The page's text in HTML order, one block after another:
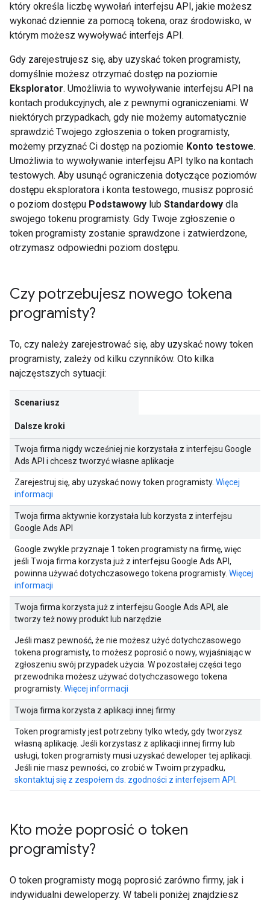
który określa liczbę wywołań interfejsu API, jakie możesz
wykonać dziennie za pomocą tokena, oraz środowisko, w
którym możesz wywoływać interfejs API.
Gdy zarejestrujesz się, aby uzyskać token programisty,
domyślnie możesz otrzymać dostęp na poziomie
Eksplorator. Umożliwia to wywoływanie interfejsu API na
kontach produkcyjnych, ale z pewnymi ograniczeniami. W
niektórych przypadkach, gdy nie możemy automatycznie
sprawdzić Twojego zgłoszenia o token programisty,
możemy przyznać Ci dostęp na poziomie Konto testowe.
Umożliwia to wywoływanie interfejsu API tylko na kontach
testowych. Aby usunąć ograniczenia dotyczące poziomów
dostępu eksploratora i konta testowego, musisz poprosić
o poziom dostępu Podstawowy lub Standardowy dla
swojego tokenu programisty. Gdy Twoje zgłoszenie o
token programisty zostanie sprawdzone i zatwierdzone,
otrzymasz odpowiedni poziom dostępu.
Czy potrzebujesz nowego tokena
programisty?
To, czy należy zarejestrować się, aby uzyskać nowy token
programisty, zależy od kilku czynników. Oto kilka
najczęstszych sytuacji:
Scenariusz
Dalsze kroki
Twoja firma nigdy wcześniej nie korzystała z interfejsu Google
Ads API i chcesz tworzyć własne aplikacje
Zarejestruj się, aby uzyskać nowy token programisty. Więcej
informacji
Twoja firma aktywnie korzystała lub korzysta z interfejsu
Google Ads API
Google zwykle przyznaje 1 token programisty na firmę, więc
jeśli Twoja firma korzysta już z interfejsu Google Ads API,
powinna używać dotychczasowego tokena programisty. Więcej
informacji
Twoja firma korzysta już z interfejsu Google Ads API, ale
tworzy też nowy produkt lub narzędzie
Jeśli masz pewność, że nie możesz użyć dotychczasowego
tokena programisty, to możesz poprosić o nowy, wyjaśniając w
zgłoszeniu swój przypadek użycia. W pozostałej części tego
przewodnika możesz używać dotychczasowego tokena
programisty. Więcej informacji
Twoja firma korzysta z aplikacji innej firmy
Token programisty jest potrzebny tylko wtedy, gdy tworzysz
własną aplikację. Jeśli korzystasz z aplikacji innej firmy lub
usługi, token programisty musi uzyskać deweloper tej aplikacji.
Jeśli nie masz pewności, co zrobić w Twoim przypadku,
skontaktuj się z zespołem ds. zgodności z interfejsem API
Kto może poprosić o token
programisty?
O token programisty mogą poprosić zarówno firmy, jak i
indywidualni deweloperzy. W tabeli poniżej znajdziesz